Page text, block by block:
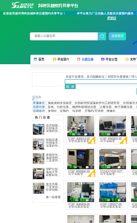
欢迎使用崖州湾科